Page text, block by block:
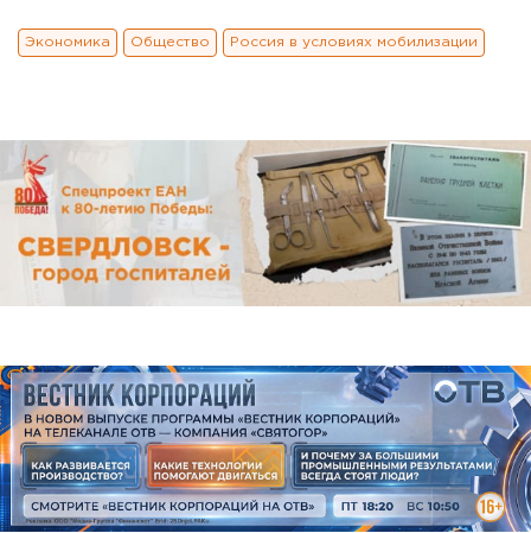
Экономика Общество Россия в условиях мобилизации